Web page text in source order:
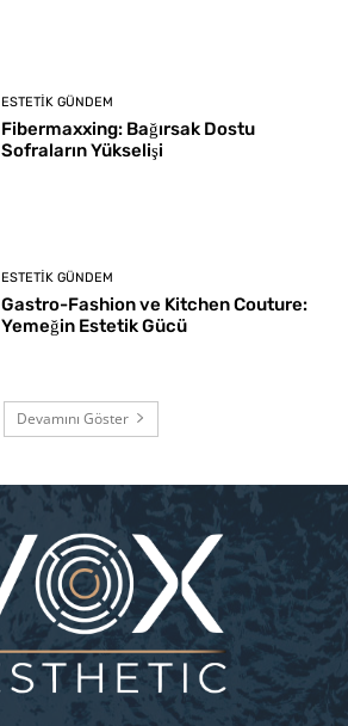
ESTETIK GÜNDEM
Fibermaxxing: Bağırsak Dostu
Sofraların Yükselişi
ESTETIK GÜNDEM
Gastro-Fashion ve Kitchen Couture:
Yemeğin Estetik Gücü
Devamını Göster